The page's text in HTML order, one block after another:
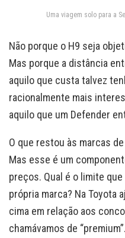
Uma viagem solo para a
Não porque o H9 seja
Mas porque a distância
aquilo que custa talvez
racionalmente mais
aquilo que um Defender
O que restou às marcas
Mas esse é um
preços. Qual é o limite
própria marca? Na Toyota
cima em relação aos
chamávamos de